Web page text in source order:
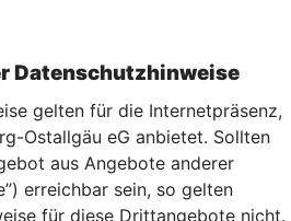
Datenschutzhinweise
gelten für die Internetpräsenz,
Ostallgäu eG anbietet. Sollten
aus Angebote anderer
erreichbar sein, so gelten
für diese Drittangebote nicht.